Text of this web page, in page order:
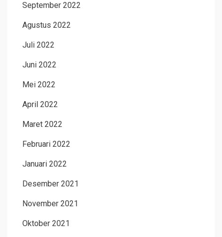
September 2022
Agustus 2022
Juli 2022
Juni 2022
Mei 2022
April 2022
Maret 2022
Februari 2022
Januari 2022
Desember 2021
November 2021
Oktober 2021